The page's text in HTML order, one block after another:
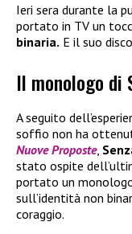
Ieri sera durante la
portato in TV un
binaria. E il suo
Il monologo di
A seguito
soffio non ha
Nuove Proposte,
stato ospite
portato un
sull’identità non
coraggio.